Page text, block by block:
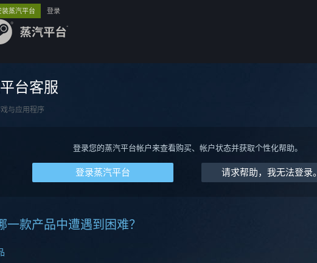
装蒸汽平台 登录
台客服
与应用程序
登录您的蒸汽平台帐户来查看购买、帐户状态并获取个性化帮助。
登录蒸汽平台 请求帮助，我无法登录。
一款产品中遭遇到困难？